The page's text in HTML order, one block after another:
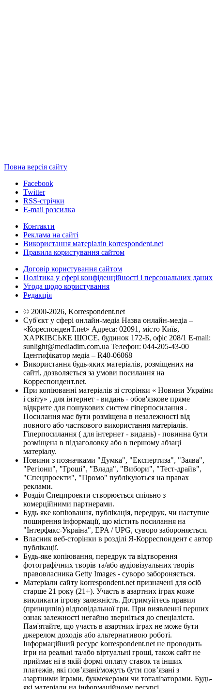
Повна версія сайту
Facebook
Twitter
RSS-стрічки
E-mail розсилка
Контакти
Реклама на сайті
Використання матеріалів korrespondent.net
Правила користування сайтом
Договір користування сайтом
Політика у сфері конфіденційності і персональних даних
Угода щодо користування
Редакція
© 2000-2026, Korrespondent.net
Суб'єкт у сфері онлайн-медіа Назва онлайн-медіа –
«КореспонденТ.net» Адреса: 02091, місто Київ,
ХАРКІВСЬКЕ ШОСЕ, будинок 172-Б, офіс 208/1 E-mail:
sunlight@mediadim.com.ua Телефон: 044-205-43-00
Ідентифікатор медіа – R40-06068
Використання будь-яких матеріалів, розміщених на
сайті, дозволяється за умови посилання на
Корреспондент.net.
При копіюванні матеріалів зі сторінки « Новини України
і світу» , для інтернет - видань - обов'язкове пряме
відкрите для пошукових систем гіперпосилання .
Посилання має бути розміщена в незалежності від
повного або часткового використання матеріалів.
Гіперпосилання ( для інтернет - видань) - повинна бути
розміщена в підзаголовку або в першому абзаці
матеріалу.
Новини з позначками "Думка", "Експертиза", "Заява",
"Регіони", "Гроші", "Влада", "Вибори", "Тест-драйв",
"Спецпроекти", "Промо" публікуються на правах
реклами.
Розділ Спецпроекти створюється спільно з
комерційними партнерами.
Будь яке копіювання, публікація, передрук, чи наступне
поширення інформації, що містить посилання на
"Інтерфакс-Україна", EPA / UPG, суворо забороняється.
Власник веб-сторінки в розділі Я-Корреспондент є автор
публікації.
Будь-яке копіювання, передрук та відтворення
фотографічних творів та/або аудіовізуальних творів
правовласника Getty Images - суворо забороняється.
Матеріали сайту korrespondent.net призначені для осіб
старше 21 року (21+). Участь в азартних іграх може
викликати ігрову залежність. Дотримуйтесь правил
(принципів) відповідальної гри. При виявленні перших
ознак залежності негайно зверніться до спеціаліста.
Пам'ятайте, що участь в азартних іграх не може бути
джерелом доходів або альтернативою роботі.
Інформаційний ресурс korrespondent.net не проводить
ігри на реальні та/або віртуальні гроші, також сайт не
приймає ні в якій формі оплату ставок та інших
платежів, які пов’язані/можуть бути пов’язані з
азартними іграми, букмекерами чи тоталізаторами. Будь-
які матеріали на інформаційному ресурсі